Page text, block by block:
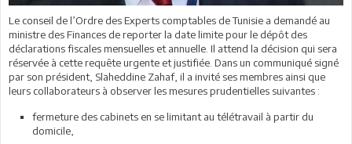
Le conseil de l’Ordre des Experts comptables de Tunisie a demandé au
ministre des Finances de reporter la date limite pour le dépôt des
déclarations fiscales mensuelles et annuelle. Il attend la décision qui sera
réservée à cette requête urgente et justifiée. Dans un communiqué signé
par son président, Slaheddine Zahaf, il a invité ses membres ainsi que
leurs collaborateurs à observer les mesures prudentielles suivantes :
fermeture des cabinets en se limitant au télétravail à partir du
domicile,